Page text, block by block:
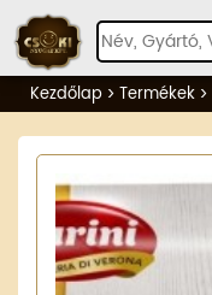
Kezdőlap Termékek